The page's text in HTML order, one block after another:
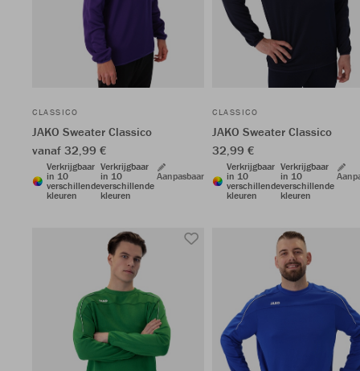
CLASSICO
JAKO Sweater Classico
vanaf 32,99 €
Verkrijgbaar
in 10
verschillende
kleuren
Verkrijgbaar
in 10
verschillende
kleuren
Aanpasbaar
CLASSICO
JAKO Sweater Classico
32,99 €
Verkrijgbaar
in 10
verschillende
kleuren
Verkrijgbaar
in 10
verschillende
kleuren